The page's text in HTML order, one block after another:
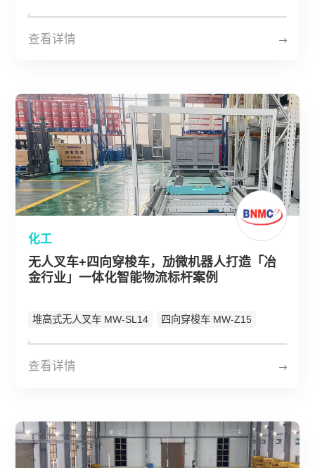
查看详情
化工
无人叉车+四向穿梭车，劢微机器人打造「冶
金行业」一体化智能物流标杆案例
堆高式无人叉车 MW-SL14 四向穿梭车 MW-Z15
查看详情